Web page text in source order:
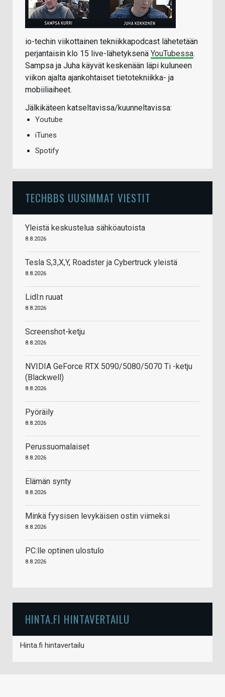
io-techin viikottainen tekniikkapodcast lähetetään
perjantaisin klo 15 live-lähetyksenä YouTubessa.
Sampsa ja Juha käyvät keskenään läpi kuluneen
viikon ajalta ajankohtaiset tietotekniikka- ja
mobiiliaiheet.
Jälkikäteen katseltavissa/kuunneltavissa:
Youtube
iTunes
Spotify
TECHBBS UUSIMMAT VIESTIT
Yleistä keskustelua sähköautoista
8.8.2026
Tesla S,3,X,Y, Roadster ja Cybertruck yleistä
8.8.2026
Lidl:n ruuat
8.8.2026
Screenshot-ketju
8.8.2026
NVIDIA GeForce RTX 5090/5080/5070 Ti -ketju
(Blackwell)
8.8.2026
Pyöräily
8.8.2026
Perussuomalaiset
8.8.2026
Elämän synty
8.8.2026
Minkä fyysisen levykäisen ostin viimeksi
8.8.2026
PC:lle optinen ulostulo
8.8.2026
HINTA.FI HINTAVERTAILU
Hinta.fi hintavertailu